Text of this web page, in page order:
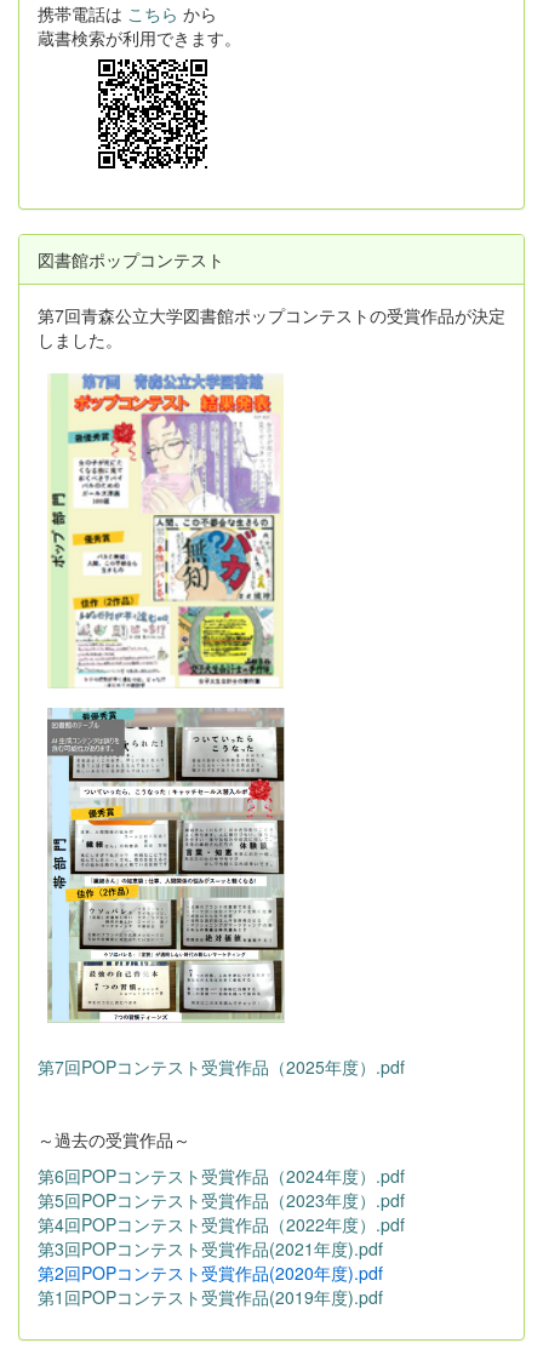
携帯電話は こちら から
蔵書検索が利用できます。
図書館ポップコンテスト
第7回青森公立大学図書館ポップコンテストの受賞作品が決定
しました。
第7回POPコンテスト受賞作品（2025年度）.pdf
～過去の受賞作品～
第6回POPコンテスト受賞作品（2024年度）.pdf
第5回POPコンテスト受賞作品（2023年度）.pdf
第4回POPコンテスト受賞作品（2022年度）.pdf
第3回POPコンテスト受賞作品(2021年度).pdf
第2回POPコンテスト受賞作品(2020年度).pdf
第1回POPコンテスト受賞作品(2019年度).pdf